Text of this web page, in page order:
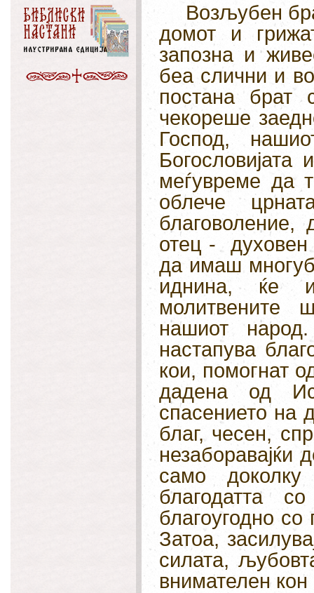
Возљубен
домот и
запозна и
беа слични и
постана брат
чекореше
Господ,
меѓувреме да
облече
отец - духовен
да имаш
иднина, ќе
молитвените
нашиот
настапува
кои, помогнат
дадена од
спасението на
благ, чесен,
незаборавајќи
само
благодатта
благоугодно
Затоа,
силата,
внимателен